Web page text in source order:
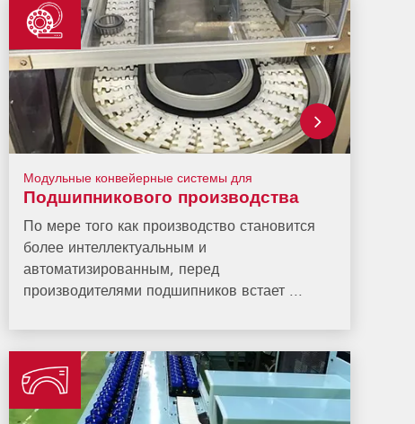
Модульные конвейерные системы для
Подшипникового производства
По мере того как производство становится
более интеллектуальным и
автоматизированным, перед
производителями подшипников встает ...